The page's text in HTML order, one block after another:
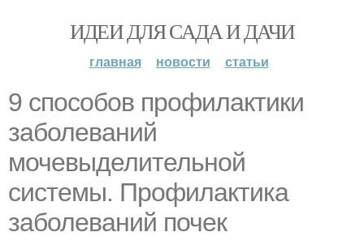
ИДЕИ ДЛЯ САДА И ДАЧИ
главная новости статьи
9 способов профилактики
заболеваний
мочевыделительной
системы. Профилактика
заболеваний почек